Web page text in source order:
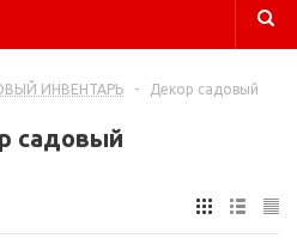
ИНВЕНТАРЬ - Декор садовый
садовый